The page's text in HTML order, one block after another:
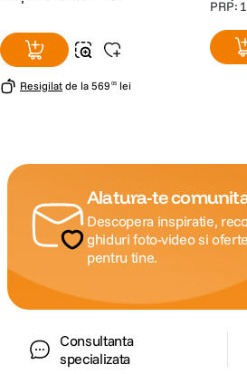
Resigilat de la 569 05 lei
PRP:
Alatura-te
Descopera inspiratie,
ghiduri foto-video si
pentru tine.
Consultanta
specializata